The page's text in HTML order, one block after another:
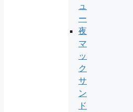
ュ
ー
夜
マ
ッ
ク
サ
ン
ド